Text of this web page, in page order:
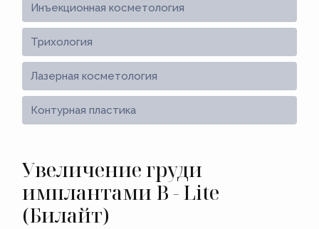
Инъекционная косметология
Трихология
Лазерная косметология
Контурная пластика
Увеличение груди
имплантами B - Lite
(Билайт)